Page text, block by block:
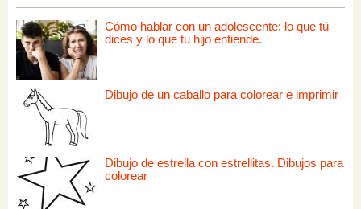
Cómo hablar con un adolescente: lo que tú
dices y lo que tu hijo entiende.
Dibujo de un caballo para colorear e imprimir
Dibujo de estrella con estrellitas. Dibujos para
colorear